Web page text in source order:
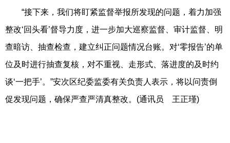
“接下来，我们将盯紧监督举报所发现的问题，着力加强
整改‘回头看’督导力度，进一步加大巡察监督、审计监督、明
查暗访、抽查检查，建立纠正问题情况台账。对‘零报告’的单
位及时进行抽查复核，对不重视、走形式、落进度的及时约
谈‘一把手’。”安次区纪委监委有关负责人表示，将以问责倒
促发现问题，确保严查严清真整改。(通讯员 王正瑾)